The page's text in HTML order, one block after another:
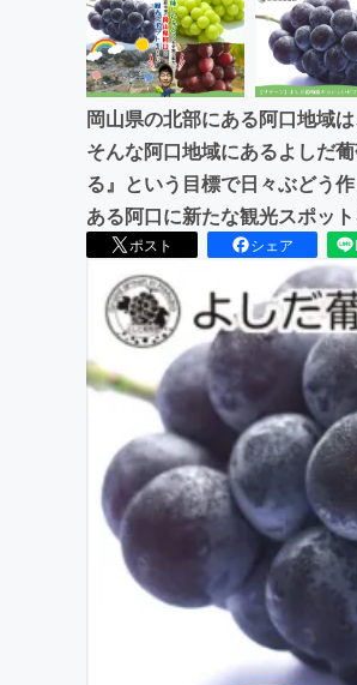
岡山県の北部にある阿口地域
そんな阿口地域にあるよしだ
る』という目標で日々ぶどう
ある阿口に新たな観光スポッ
ポスト シェア